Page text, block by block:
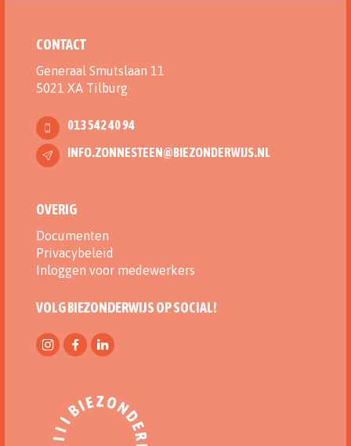
CONTACT
Generaal Smutslaan 11
5021 XA Tilburg
013 542 40 94
INFO.ZONNESTEEN@BIEZONDERWIJS.NL
OVERIG
Documenten
Privacybeleid
Inloggen voor medewerkers
VOLG BIEZONDERWIJS OP SOCIAL!